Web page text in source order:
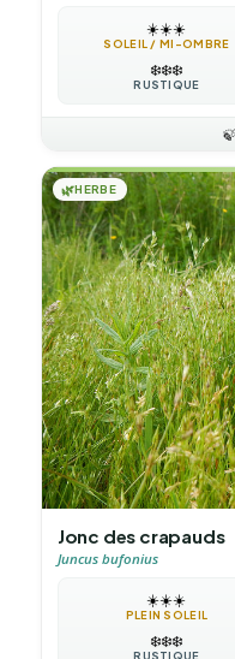
☀️☀️☀️
SOLEIL / MI-OMBRE
❄️❄️❄️
RUSTIQUE
🍃
🌿HERBE
Jonc des crapauds
Juncus bufonius
☀️☀️☀️
PLEIN SOLEIL
❄️❄️❄️
RUSTIQUE